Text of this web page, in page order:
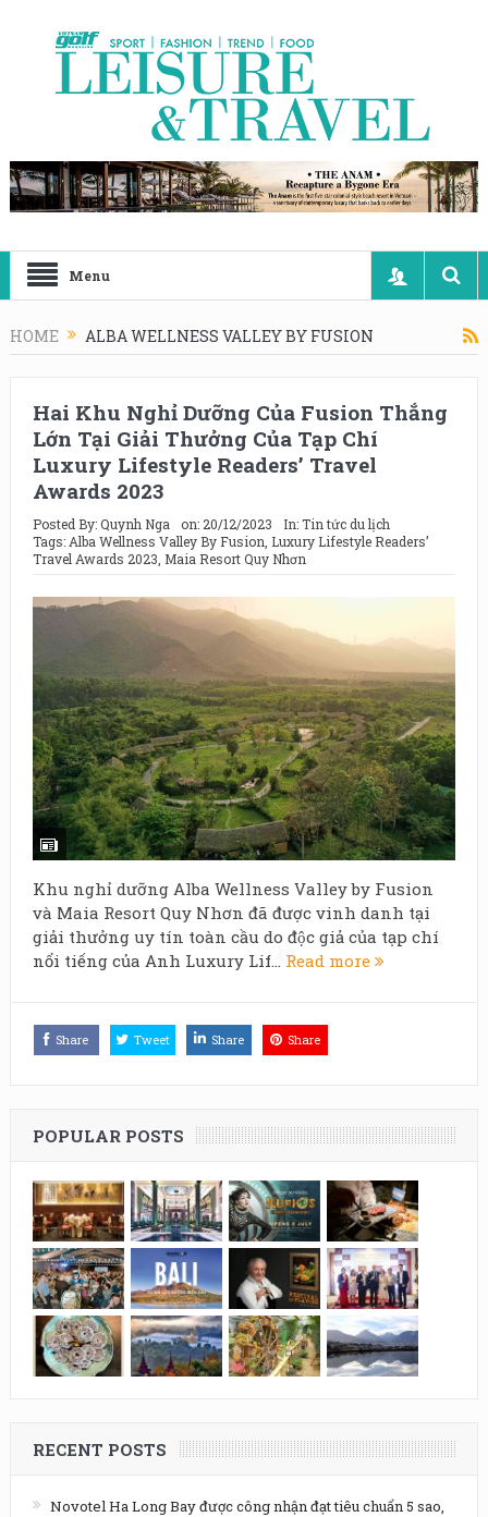
Menu
HOME ALBA WELLNESS VALLEY BY FUSION
Hai Khu Nghỉ Dưỡng Của Fusion Thắng
Lớn Tại Giải Thưởng Của Tạp Chí
Luxury Lifestyle Readers’ Travel
Awards 2023
Posted By:Quynh Nga on: 20/12/2023 In:Tin tức du lịch
Tags: Alba Wellness Valley By Fusion Luxury Lifestyle Readers’
Travel Awards 2023 Maia Resort Quy Nhơn
Khu nghỉ dưỡng Alba Wellness Valley by Fusion
và Maia Resort Quy Nhơn đã được vinh danh tại
giải thưởng uy tín toàn cầu do độc giả của tạp chí
nổi tiếng của Anh Luxury Lif... Read more
Share Tweet Share Share
POPULAR POSTS
RECENT POSTS
Novotel Ha Long Bay được công nhận đạt tiêu chuẩn 5 sao,